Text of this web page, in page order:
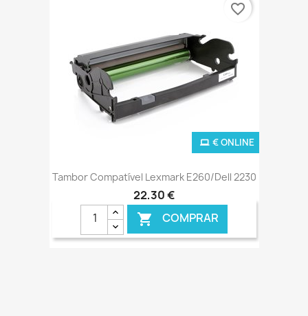
Tambor Compatível Lexmark E260/Dell 2230
22,30 €
 COMPRAR
€ ONLINE
favorite_border